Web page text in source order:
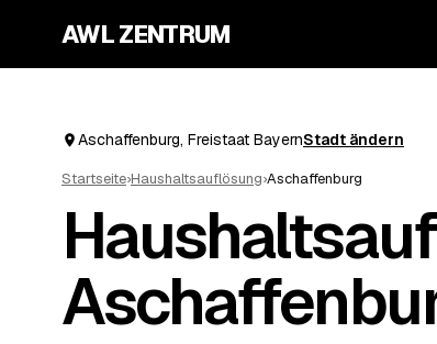
AWL ZENTRUM
Aschaffenburg, Freistaat BayernStadt ändern
Startseite›Haushaltsauflösung›Aschaffenburg